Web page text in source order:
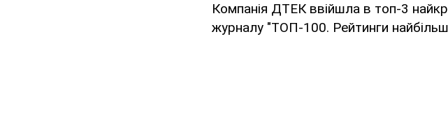
Компанія ДТЕК ввійшла в топ-3
журналу "ТОП-100. Рейтинги